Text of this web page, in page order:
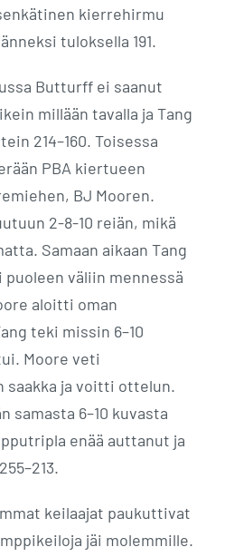
kierrehirmu
tuloksella 191.
Butturff ei saanut
millään tavalla ja Tang
214–160. Toisessa
PBA kiertueen
BJ Mooren.
2-8-10 reiän, mikä
Samaan aikaan Tang
väliin mennessä
aloitti oman
teki missin 6–10
Moore veti
saakka ja voitti ottelun.
samasta 6–10 kuvasta
enää auttanut ja
keilaajat paukuttivat
jäi molemmille.